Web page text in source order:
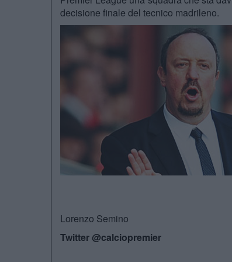
decisione finale del tecnico madrileno.
Lorenzo Semino
Twitter @calciopremier